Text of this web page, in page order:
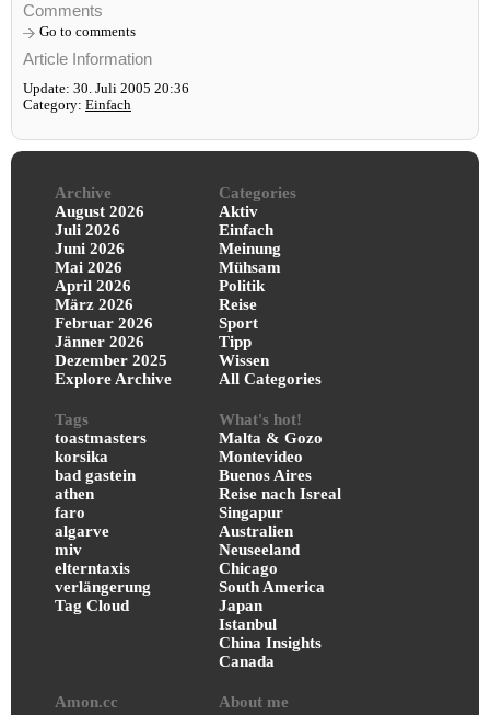
Comments
Go to comments
Article Information
Update: 30. Juli 2005 20:36
Category: Einfach
Archive
August 2026
Juli 2026
Juni 2026
Mai 2026
April 2026
März 2026
Februar 2026
Jänner 2026
Dezember 2025
Explore Archive
Categories
Aktiv
Einfach
Meinung
Mühsam
Politik
Reise
Sport
Tipp
Wissen
All Categories
Tags
toastmasters
korsika
bad gastein
athen
faro
algarve
miv
elterntaxis
verlängerung
Tag Cloud
What's hot!
Malta & Gozo
Montevideo
Buenos Aires
Reise nach Isreal
Singapur
Australien
Neuseeland
Chicago
South America
Japan
Istanbul
China Insights
Canada
Amon.cc
About me